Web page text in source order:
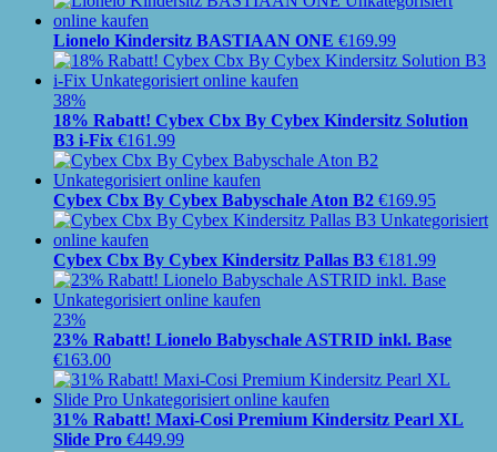
Lionelo Kindersitz BASTIAAN ONE €169.99
38%
18% Rabatt! Cybex Cbx By Cybex Kindersitz Solution
B3 i-Fix €161.99
Cybex Cbx By Cybex Babyschale Aton B2 €169.95
Cybex Cbx By Cybex Kindersitz Pallas B3 €181.99
23%
23% Rabatt! Lionelo Babyschale ASTRID inkl. Base
€163.00
31% Rabatt! Maxi-Cosi Premium Kindersitz Pearl XL
Slide Pro €449.99